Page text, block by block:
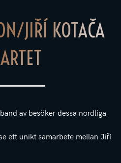
JIŘÍ KOTAČA
av besöker dessa nordliga
ett unikt samarbete mellan Jiří